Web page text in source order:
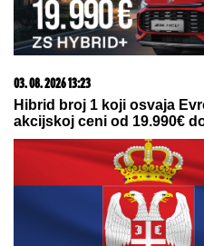
03. 08. 2026 13:23
Hibrid broj 1 koji osvaja
akcijskoj ceni od 19.990€